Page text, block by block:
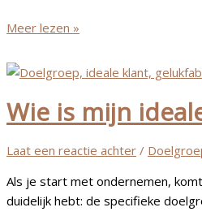
Koopmotieven:
komt
klant
écht
bij
halen?
Meer lezen »
Wie is mijn
Laat een reactie achter /
Als je start met ondernemen,
duidelijk hebt: de specifieke